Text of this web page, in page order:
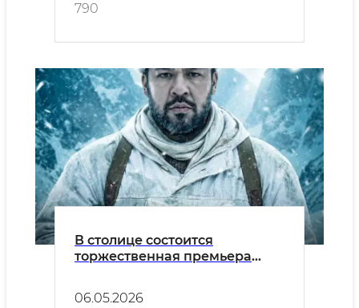
790
В столице состоится
торжественная премьера
06.05.2026